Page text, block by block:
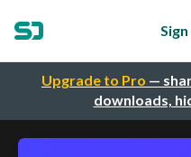
Upgrade to Pro —
downloads,
Sign